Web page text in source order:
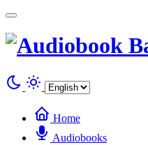
Home
Audiobooks